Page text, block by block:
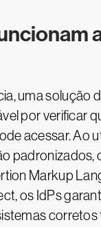
uma solução
por verificar
acessar. Ao
padronizados,
Markup
os IdPs